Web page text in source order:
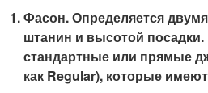
Фасон. Определяется
штанин и высотой
стандартные или прямые
как Regular), которые